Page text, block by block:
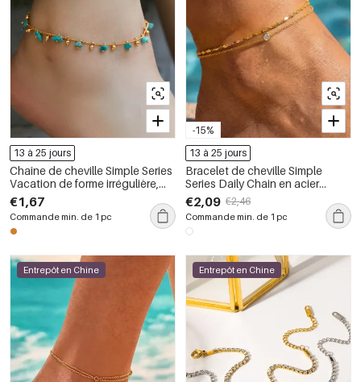
13 à 25 jours
Chaîne de cheville Simple Series
Vacation de forme irrégulière,
couleur cuivre et or
€1,67
Commande min. de 1 pc
-15%
13 à 25 jours
Bracelet de cheville Simple
Series Daily Chain en acier
inoxydable étanche couleur or
avec zircon
€2,09 €2,46
Commande min. de 1 pc
Entrepôt en Chine Entrepôt en Chine